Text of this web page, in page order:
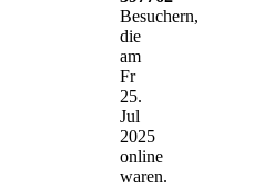
Besuchern,
die
am
Fr
25.
Jul
2025
online
waren.